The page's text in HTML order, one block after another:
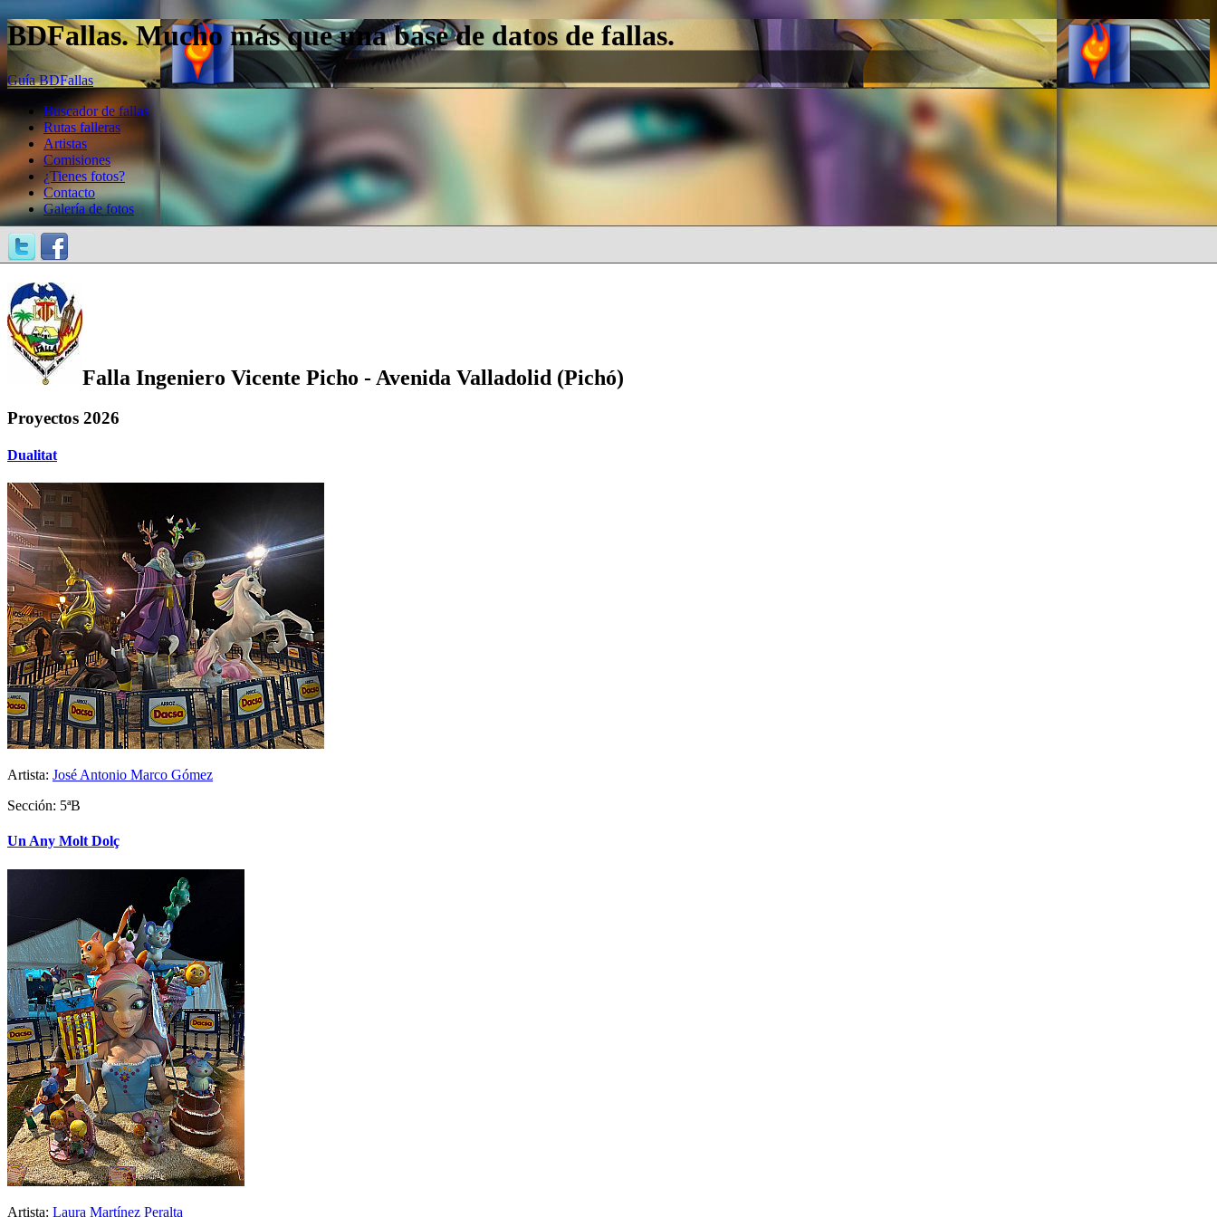
BDFallas. Mucho más que una base de datos de fallas.
Guía BDFallas
Buscador de fallas
Rutas falleras
Artistas
Comisiones
¿Tienes fotos?
Contacto
Galería de fotos
Falla Ingeniero Vicente Picho - Avenida Valladolid (Pichó)
Proyectos 2026
Dualitat
Artista: José Antonio Marco Gómez
Sección: 5ªB
Un Any Molt Dolç
Artista: Laura Martínez Peralta